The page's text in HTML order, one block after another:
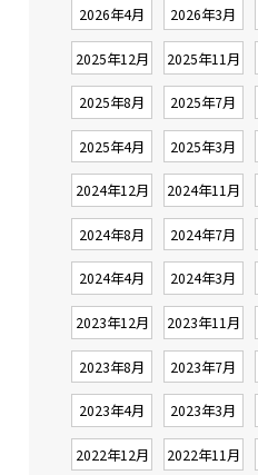
2026年4月 2026年3月
2025年12月 2025年11月
2025年8月 2025年7月
2025年4月 2025年3月
2024年12月 2024年11月
2024年8月 2024年7月
2024年4月 2024年3月
2023年12月 2023年11月
2023年8月 2023年7月
2023年4月 2023年3月
2022年12月 2022年11月